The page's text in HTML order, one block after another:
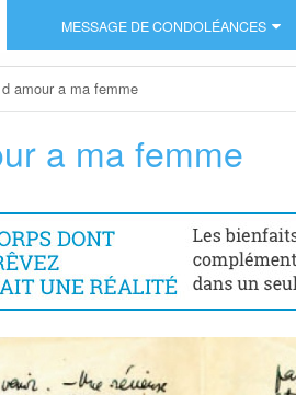
MESSAGE DE CONDOLÉANCES
amour a ma femme
a ma femme